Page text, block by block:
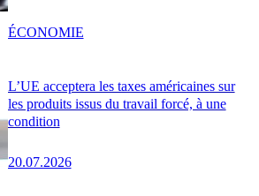
L’UE acceptera les taxes américaines sur
les produits issus du travail forcé, à une
condition
20.07.2026
ÉCONOMIE